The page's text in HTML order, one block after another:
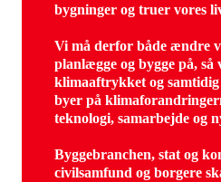
bygninger og truer vores
Vi må derfor både ændre
planlægge og bygge på, så
klimaaftrykket og
byer på
teknologi, samarbejde og
Byggebranchen, stat og
civilsamfund og borgere